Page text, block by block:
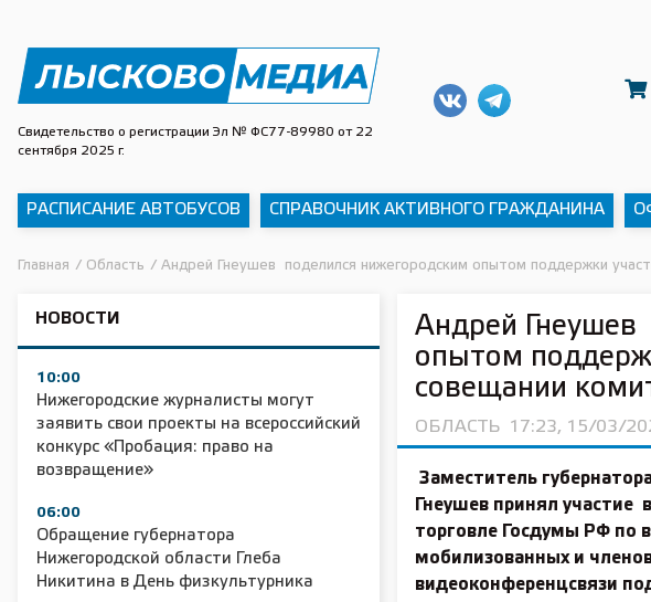
Свидетельство о регистрации Эл № ФС77-89980 от 22
сентября 2025 г.
РАСПИСАНИЕ АВТОБУСОВ СПРАВОЧНИК АКТИВНОГО ГРАЖДАНИНА
Главная / Область / Андрей Гнеушев поделился нижегородским опытом поддержки
НОВОСТИ
10:00
Нижегородские журналисты могут
заявить свои проекты на всероссийский
конкурс «Пробация: право на
возвращение»
06:00
Обращение губернатора
Нижегородской области Глеба
Никитина в День физкультурника
Андрей Гнеушев
опытом
совещании
ОБЛАСТЬ 17:23, 15/03/
Заместитель
Гнеушев принял участие
торговле Госдумы РФ по
мобилизованных и
видеоконференцсвязи